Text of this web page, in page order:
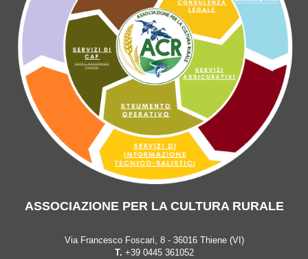
ASSOCIAZIONE PER LA CULTURA RURALE
Via Francesco Foscari, 8 - 36016 Thiene (VI)
T. +39 0445 361052